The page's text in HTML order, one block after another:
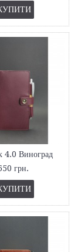
4.0 Виноград
грн.